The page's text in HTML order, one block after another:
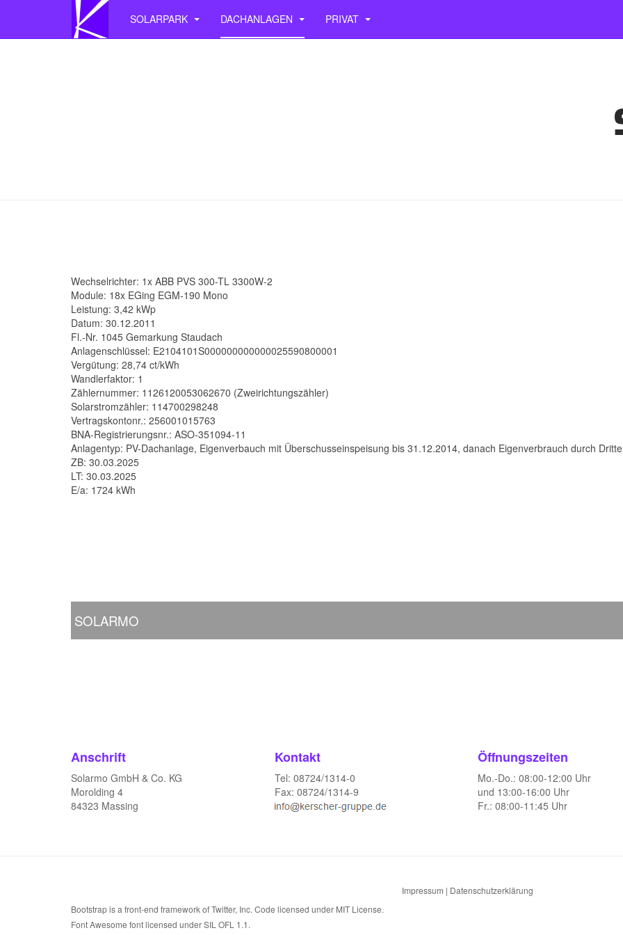
SOLARPARK DACHANLAGEN PRIVAT
Wechselrichter: 1x ABB PVS 300-TL 3300W-2
Module: 18x EGing EGM-190 Mono
Leistung: 3,42 kWp
Datum: 30.12.2011
Fl.-Nr. 1045 Gemarkung Staudach
Anlagenschlüssel: E2104101S000000000000025590800001
Vergütung: 28,74 ct/kWh
Wandlerfaktor: 1
Zählernummer: 1126120053062670 (Zweirichtungszähler)
Solarstromzähler: 114700298248
Vertragskontonr.: 256001015763
BNA-Registrierungsnr.: ASO-351094-11
Anlagentyp: PV-Dachanlage, Eigenverbauch mit Überschusseinspeisung bis 31.12.2014, danach Eigenverbrauch durch Dritte
ZB: 30.03.2025
LT: 30.03.2025
E/a: 1724 kWh
SOLARMO
Anschrift
Solarmo GmbH & Co. KG
Morolding 4
84323 Massing
Kontakt
Tel: 08724/1314-0
Fax: 08724/1314-9
Öffnungszeiten
Mo.-Do.: 08:00-12:00 Uhr
und 13:00-16:00 Uhr
Fr.: 08:00-11:45 Uhr
Impressum | Datenschutzerklärung
Bootstrapis a front-end framework of Twitter, Inc. Code licensed under MIT License.
Font Awesome font licensed underSIL OFL 1.1.